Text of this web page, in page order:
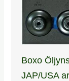
Boxo
JAP/USA